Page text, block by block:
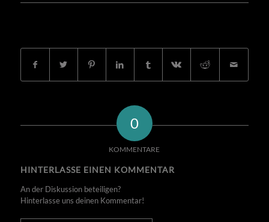
0
KOMMENTARE
HINTERLASSE EINEN KOMMENTAR
An der Diskussion beteiligen?
Hinterlasse uns deinen Kommentar!